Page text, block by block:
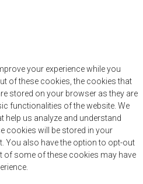
your experience while you
of these cookies, the cookies that
stored on your browser as they are
functionalities of the website. We
help us analyze and understand
cookies will be stored in your
You also have the option to opt-out
of some of these cookies may have